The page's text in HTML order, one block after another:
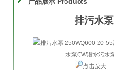
排污水
点击放大